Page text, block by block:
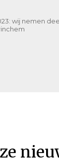
wij nemen